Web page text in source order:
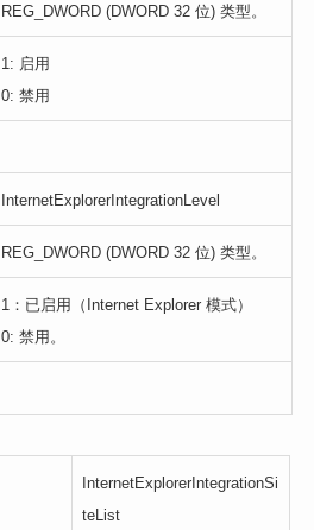
REG_DWORD (DWORD 32 位) 类型。
1: 启用
0: 禁用
InternetExplorerIntegrationLevel
REG_DWORD (DWORD 32 位) 类型。
1：已启用（Internet Explorer 模式）
0: 禁用。
InternetExplorerIntegrationSi
teList